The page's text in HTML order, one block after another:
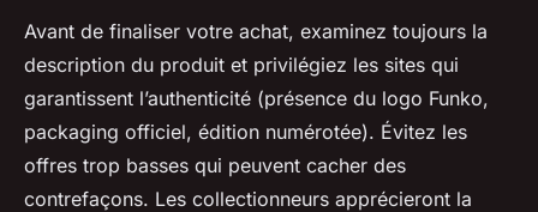
Avant de finaliser votre achat, examinez toujours la
description du produit et privilégiez les sites qui
garantissent l’authenticité (présence du logo Funko,
packaging officiel, édition numérotée). Évitez les
offres trop basses qui peuvent cacher des
contrefaçons. Les collectionneurs apprécieront la